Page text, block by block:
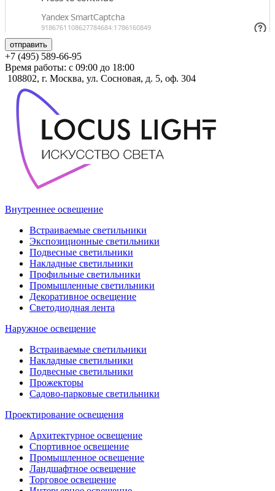
отправить
+7 (495) 589-66-95
Время работы: с 09:00 до 18:00
108802, г. Москва, ул. Сосновая, д. 5, оф. 304
Внутреннее освещение
Встраиваемые светильники
Экспозиционные светильники
Подвесные светильники
Накладные светильники
Профильные светильники
Промышленные светильники
Декоративное освещение
Светодиодная лента
Наружное освещение
Встраиваемые светильники
Накладные светильники
Подвесные светильники
Прожекторы
Садово-парковые светильники
Проектирование освещения
Архитектурное освещение
Спортивное освещение
Промышленное освещение
Ландшафтное освещение
Торговое освещение